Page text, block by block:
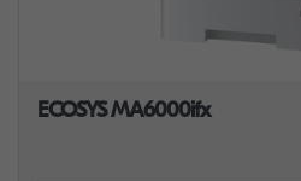
ECOSYS MA6000ifx